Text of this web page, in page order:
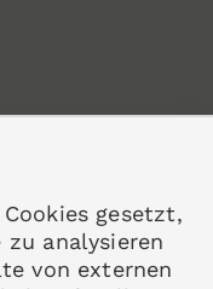
gesetzt,
analysieren
von externen